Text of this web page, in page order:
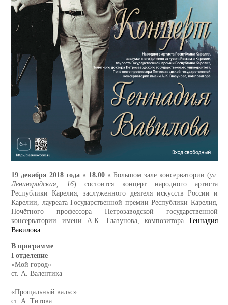
19 декабря 2018 года в 18.00 в Большом зале консерватории (ул.
Ленинградская, 16) состоится концерт народного артиста
Республики Карелия, заслуженного деятеля искусств России и
Карелии, лауреата Государственной премии Республики Карелия,
Почётного профессора Петрозаводской государственной
консерватории имени А.К. Глазунова, композитора Геннадия
Вавилова.
В программе:
I отделение
«Мой город»
ст. А. Валентика
«Прощальный вальс»
ст. А. Титова